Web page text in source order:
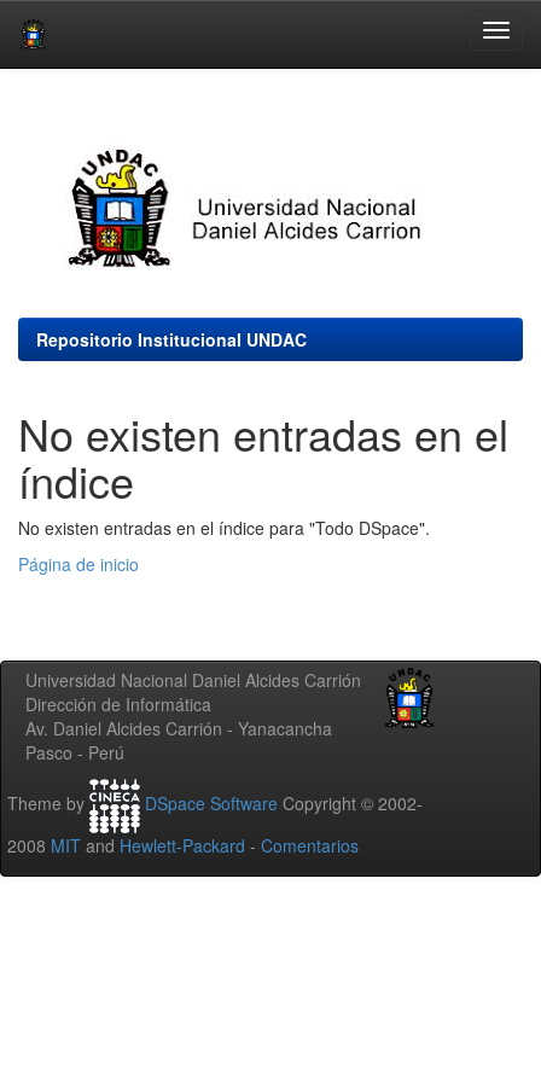
Repositorio Institucional UNDAC
No existen entradas en el
índice
No existen entradas en el índice para "Todo DSpace".
Página de inicio
Universidad Nacional Daniel Alcides Carrión
Dirección de Informática
Av. Daniel Alcides Carrión - Yanacancha
Pasco - Perú
Theme by DSpace Software Copyright © 2002-
2008 MIT and Hewlett-Packard - Comentarios